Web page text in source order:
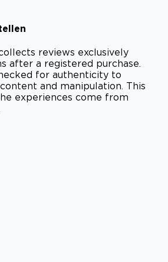
reviews exclusively
after a registered purchase.
for authenticity to
and manipulation. This
experiences come from